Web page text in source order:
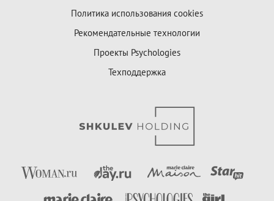
Политика использования cookies
Рекомендательные технологии
Проекты Psychologies
Техподдержка